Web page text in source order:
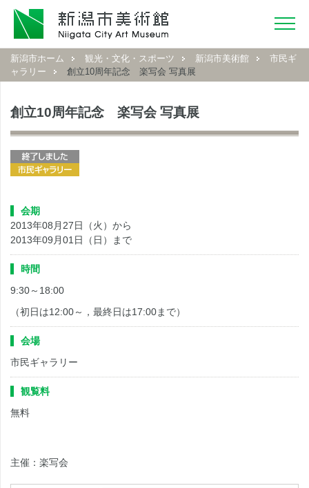
新潟市ホーム 観光・文化・スポーツ 新潟市美術館
市民ギ
ャラリー
創立10周年記念 楽写会 写真展
創立10周年記念 楽写会 写真展
会期
2013年08月27日（火）から
2013年09月01日（日）まで
時間
9:30～18:00
（初日は12:00～，最終日は17:00まで）
会場
市民ギャラリー
観覧料
無料
主催：楽写会